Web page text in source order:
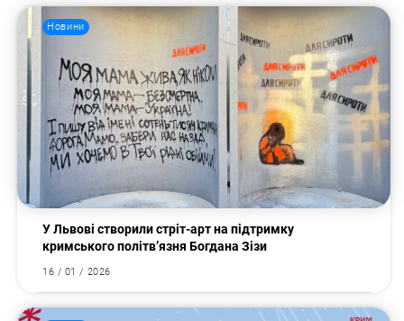
Пошук за запитом:
Новини
У Львові створили стріт-арт на підтримку
кримського політв’язня Богдана Зізи
16 / 01 / 2026